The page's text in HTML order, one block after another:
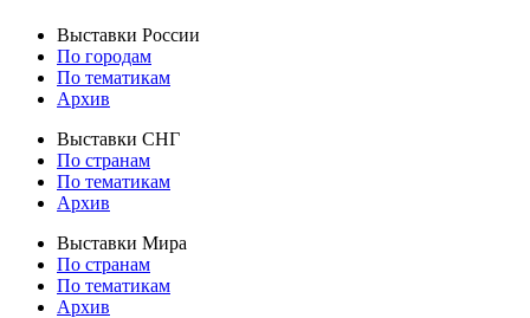
Выставки России
По городам
По тематикам
Архив
Выставки СНГ
По странам
По тематикам
Архив
Выставки Мира
По странам
По тематикам
Архив